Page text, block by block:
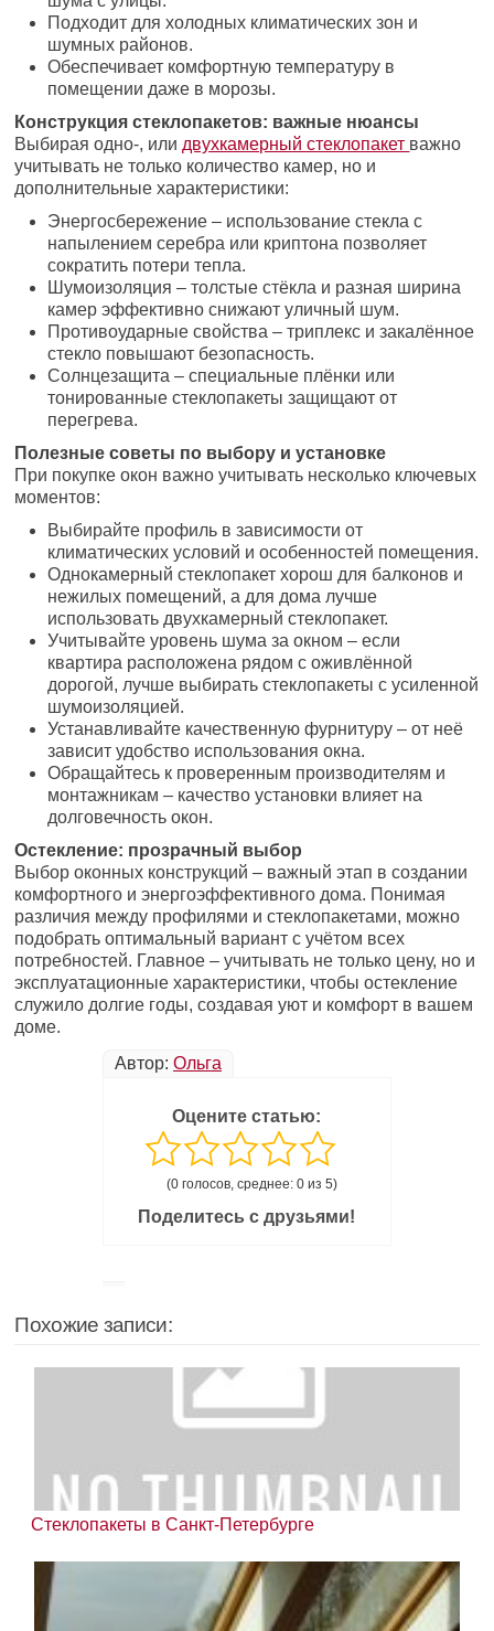
Подходит для холодных климатических зон и
шумных районов.
Обеспечивает комфортную температуру в
помещении даже в морозы.
Конструкция стеклопакетов: важные нюансы
Выбирая одно-, или двухкамерный стеклопакет важно
учитывать не только количество камер, но и
дополнительные характеристики:
Энергосбережение – использование стекла с
напылением серебра или криптона позволяет
сократить потери тепла.
Шумоизоляция – толстые стёкла и разная ширина
камер эффективно снижают уличный шум.
Противоударные свойства – триплекс и закалённое
стекло повышают безопасность.
Солнцезащита – специальные плёнки или
тонированные стеклопакеты защищают от
перегрева.
Полезные советы по выбору и установке
При покупке окон важно учитывать несколько ключевых
моментов:
Выбирайте профиль в зависимости от
климатических условий и особенностей помещения.
Однокамерный стеклопакет хорош для балконов и
нежилых помещений, а для дома лучше
использовать двухкамерный стеклопакет.
Учитывайте уровень шума за окном – если
квартира расположена рядом с оживлённой
дорогой, лучше выбирать стеклопакеты с усиленной
шумоизоляцией.
Устанавливайте качественную фурнитуру – от неё
зависит удобство использования окна.
Обращайтесь к проверенным производителям и
монтажникам – качество установки влияет на
долговечность окон.
Остекление: прозрачный выбор
Выбор оконных конструкций – важный этап в создании
комфортного и энергоэффективного дома. Понимая
различия между профилями и стеклопакетами, можно
подобрать оптимальный вариант с учётом всех
потребностей. Главное – учитывать не только цену, но и
эксплуатационные характеристики, чтобы остекление
служило долгие годы, создавая уют и комфорт в вашем
доме.
Автор: Ольга
Оцените статью:
(0 голосов, среднее: 0 из 5)
Поделитесь с друзьями!
Похожие записи:
Стеклопакеты в Санкт-Петербурге